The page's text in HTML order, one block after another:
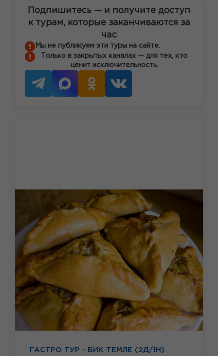
Подпишитесь — и получите доступ
к турам, которые заканчиваются за
час
Мы не публикуем эти туры на сайте.
Только в закрытых каналах — для тех, кто
ценит исключительность.
ГАСТРО ТУР - БИК ТЕМЛЕ (2Д/1Н)